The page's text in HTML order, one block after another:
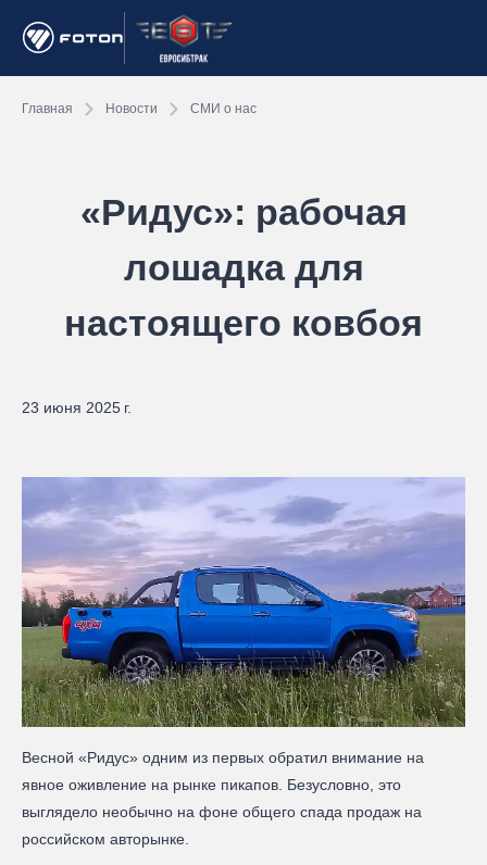
Главная Новости СМИ о нас
«Ридус»: рабочая
лошадка для
настоящего ковбоя
23 июня 2025 г.
Весной «Ридус» одним из первых обратил внимание на
явное оживление на рынке пикапов. Безусловно, это
выглядело необычно на фоне общего спада продаж на
российском авторынке.